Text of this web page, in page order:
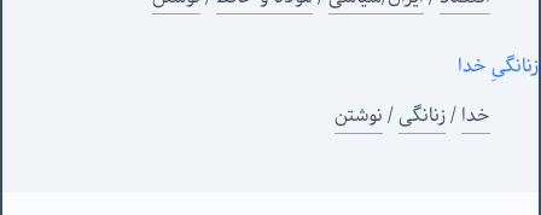
زنانگیِ خدا
خدا/زنانگی/نوشتن